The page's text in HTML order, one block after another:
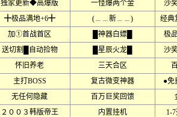
独家更新◆高爆版 一怪爆两个金
沙
╋极品满地+6╋ (﹍﹍新﹍﹍)
经典
加①首战首区 █神器白嫖█
极
送切割█自动捡物 █星辰火龙█
沙
怀旧养老 三天合区
主打BOSS 复古微变神器
●免
无任何隐藏 百万巨奖回馈
２００３韩版帝王 内置挂机
1-